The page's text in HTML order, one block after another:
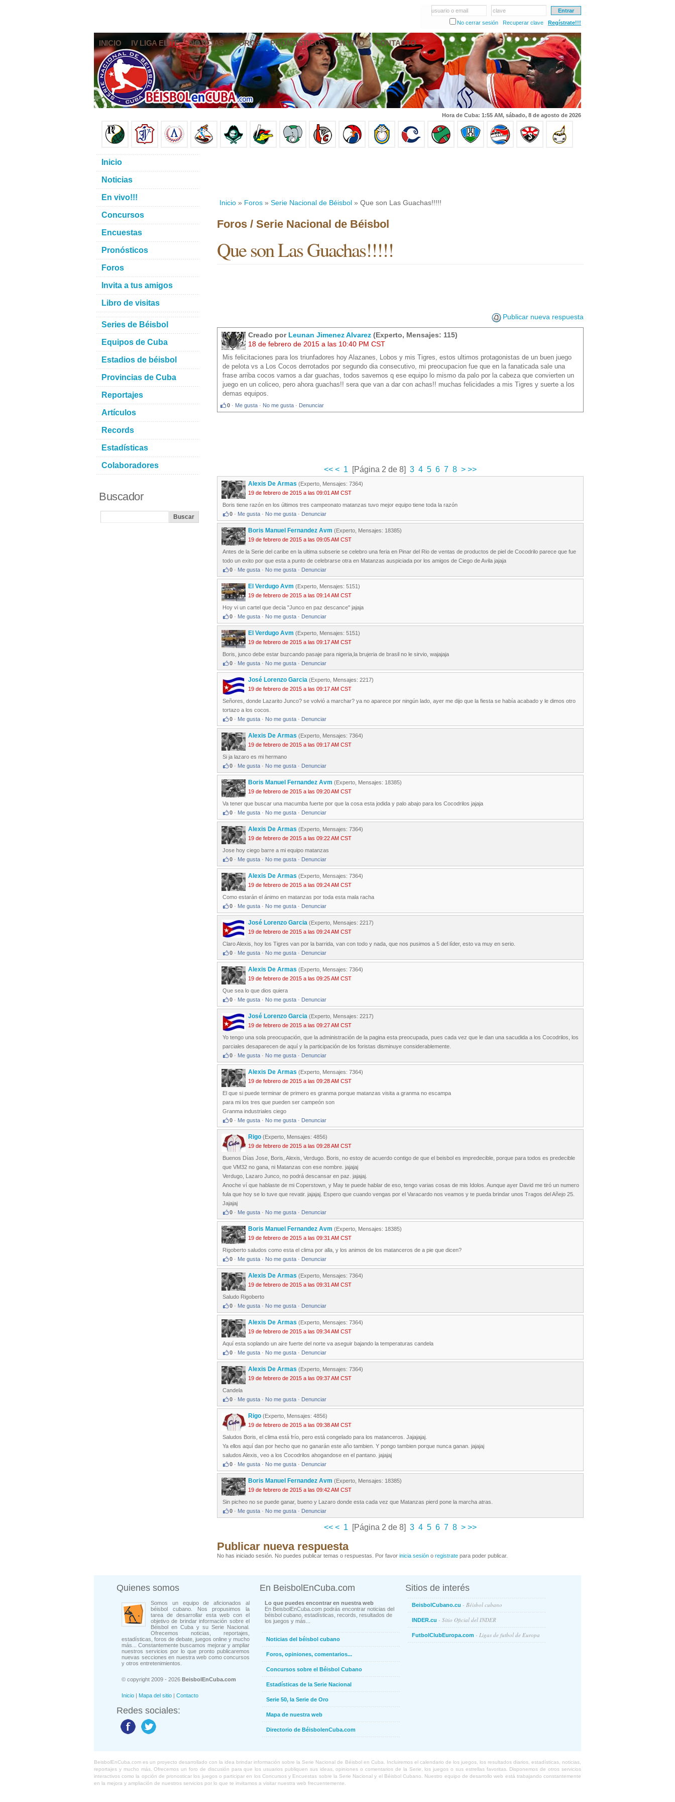
usuario o email
clave
No cerrar sesión
Recuperar clave Regístrate!!!
INICIO IV LIGA ELITE NOTICIAS FOROS PRONÓSTICOS EN VIVO CONTACTO
Hora de Cuba: 1:55 AM, sábado, 8 de agosto de 2026
Inicio » Foros » Serie Nacional de Béisbol » Que son Las Guachas!!!!!
Foros / Serie Nacional de Béisbol
Que son Las Guachas!!!!!
Publicar nueva respuesta
Creado por Leunan Jimenez Alvarez (Experto, Mensajes: 115)
18 de febrero de 2015 a las 10:40 PM CST
Mis felicitaciones para los triunfadores hoy Alazanes, Lobos y mis Tigres, estos ultimos protagonistas de un buen juego
de pelota vs a Los Cocos derrotados por segundo dia consecutivo, mi preocupacion fue que en la fanaticada sale una
frase arriba cocos vamos a dar guachas, todos savemos q ese equipo lo mismo da palo por la cabeza que convierten un
juego en un coliceo, pero ahora guachas!! sera que van a dar con achas!! muchas felicidades a mis Tigres y suerte a los
demas equipos.
0 · Me gusta · No me gusta · Denunciar
<< < 1 [Página 2 de 8] 3 4 5 6 7 8 > >>
Alexis De Armas (Experto, Mensajes: 7364)
19 de febrero de 2015 a las 09:01 AM CST
Boris tiene razón en los últimos tres campeonato matanzas tuvo mejor equipo tiene toda la razón
0 · Me gusta · No me gusta · Denunciar
Boris Manuel Fernandez Avm (Experto, Mensajes: 18385)
19 de febrero de 2015 a las 09:05 AM CST
Antes de la Serie del caribe en la ultima subserie se celebro una feria en Pinar del Rio de ventas de productos de piel de Cocodrilo parece que fue
todo un exito por que esta a punto de celebrarse otra en Matanzas auspiciada por los amigos de Ciego de Avila jajaja
0 · Me gusta · No me gusta · Denunciar
El Verdugo Avm (Experto, Mensajes: 5151)
19 de febrero de 2015 a las 09:14 AM CST
Hoy vi un cartel que decia "Junco en paz descance" jajaja
0 · Me gusta · No me gusta · Denunciar
El Verdugo Avm (Experto, Mensajes: 5151)
19 de febrero de 2015 a las 09:17 AM CST
Boris, junco debe estar buzcando pasaje para nigeria,la brujeria de brasil no le sirvio, wajajaja
0 · Me gusta · No me gusta · Denunciar
José Lorenzo Garcia (Experto, Mensajes: 2217)
19 de febrero de 2015 a las 09:17 AM CST
Señores, donde Lazarito Junco? se volvió a marchar? ya no aparece por ningún lado, ayer me dijo que la fiesta se había acabado y le dimos otro
tortazo a los cocos.
0 · Me gusta · No me gusta · Denunciar
Alexis De Armas (Experto, Mensajes: 7364)
19 de febrero de 2015 a las 09:17 AM CST
Si ja lazaro es mi hermano
0 · Me gusta · No me gusta · Denunciar
Boris Manuel Fernandez Avm (Experto, Mensajes: 18385)
19 de febrero de 2015 a las 09:20 AM CST
Va tener que buscar una macumba fuerte por que la cosa esta jodida y palo abajo para los Cocodrilos jajaja
0 · Me gusta · No me gusta · Denunciar
Alexis De Armas (Experto, Mensajes: 7364)
19 de febrero de 2015 a las 09:22 AM CST
Jose hoy ciego barre a mi equipo matanzas
0 · Me gusta · No me gusta · Denunciar
Alexis De Armas (Experto, Mensajes: 7364)
19 de febrero de 2015 a las 09:24 AM CST
Como estarán el ánimo en matanzas por toda esta mala racha
0 · Me gusta · No me gusta · Denunciar
José Lorenzo Garcia (Experto, Mensajes: 2217)
19 de febrero de 2015 a las 09:24 AM CST
Claro Alexis, hoy los Tigres van por la barrida, van con todo y nada, que nos pusimos a 5 del líder, esto va muy en serio.
0 · Me gusta · No me gusta · Denunciar
Alexis De Armas (Experto, Mensajes: 7364)
19 de febrero de 2015 a las 09:25 AM CST
Que sea lo que dios quiera
0 · Me gusta · No me gusta · Denunciar
José Lorenzo Garcia (Experto, Mensajes: 2217)
19 de febrero de 2015 a las 09:27 AM CST
Yo tengo una sola preocupación, que la administración de la pagina esta preocupada, pues cada vez que le dan una sacudida a los Cocodrilos, los
parciales desaparecen de aquí y la participación de los foristas disminuye considerablemente.
0 · Me gusta · No me gusta · Denunciar
Alexis De Armas (Experto, Mensajes: 7364)
19 de febrero de 2015 a las 09:28 AM CST
El que si puede terminar de primero es granma porque matanzas visita a granma no escampa
para mi los tres que pueden ser campeón son
Granma industriales ciego
0 · Me gusta · No me gusta · Denunciar
Rigo (Experto, Mensajes: 4856)
19 de febrero de 2015 a las 09:28 AM CST
Buenos Días Jose, Boris, Alexis, Verdugo. Boris, no estoy de acuerdo contigo de que el beisbol es impredecible, porque para todos es predecible
que VM32 no gana, ni Matanzas con ese nombre. jajajaj
Verdugo, Lazaro Junco, no podrá descansar en paz. jajajaj.
Anoche ví que hablaste de mi Coperstown, y May te puede hablar de eso, tengo varias cosas de mis Idolos. Aunque ayer David me tiró un numero
fula que hoy se lo tuve que revatir. jajajaj. Espero que cuando vengas por el Varacardo nos veamos y te pueda brindar unos Tragos del Añejo 25.
Jajajaj
0 · Me gusta · No me gusta · Denunciar
Boris Manuel Fernandez Avm (Experto, Mensajes: 18385)
19 de febrero de 2015 a las 09:31 AM CST
Rigoberto saludos como esta el clima por alla, y los animos de los matanceros de a pie que dicen?
0 · Me gusta · No me gusta · Denunciar
Alexis De Armas (Experto, Mensajes: 7364)
19 de febrero de 2015 a las 09:31 AM CST
Saludo Rigoberto
0 · Me gusta · No me gusta · Denunciar
Alexis De Armas (Experto, Mensajes: 7364)
19 de febrero de 2015 a las 09:34 AM CST
Aquí esta soplando un aire fuerte del norte va aseguir bajando la temperaturas candela
0 · Me gusta · No me gusta · Denunciar
Alexis De Armas (Experto, Mensajes: 7364)
19 de febrero de 2015 a las 09:37 AM CST
Candela
0 · Me gusta · No me gusta · Denunciar
Rigo (Experto, Mensajes: 4856)
19 de febrero de 2015 a las 09:38 AM CST
Saludos Boris, el clima está frío, pero está congelado para los matanceros. Jajajajaj.
Ya ellos aquí dan por hecho que no ganarán este año tambien. Y pongo tambien porque nunca ganan. jajajaj
saludos Alexis, veo a los Cocodrilos ahogandose en el pantano. jajajaj
0 · Me gusta · No me gusta · Denunciar
Boris Manuel Fernandez Avm (Experto, Mensajes: 18385)
19 de febrero de 2015 a las 09:42 AM CST
Sin picheo no se puede ganar, bueno y Lazaro donde esta cada vez que Matanzas pierd pone la marcha atras.
0 · Me gusta · No me gusta · Denunciar
<< < 1 [Página 2 de 8] 3 4 5 6 7 8 > >>
Publicar nueva respuesta
No has iniciado sesión. No puedes publicar temas o respuestas. Por favor inicia sesión o registrate para poder publicar.
Inicio
Noticias
En vivo!!!
Concursos
Encuestas
Pronósticos
Foros
Invita a tus amigos
Libro de visitas
Series de Béisbol
Equipos de Cuba
Estadios de béisbol
Provincias de Cuba
Reportajes
Artículos
Records
Estadísticas
Colaboradores
Buscador
Quienes somos
Somos un equipo de aficionados al
béisbol cubano. Nos propusimos la
tarea de desarrollar esta web con el
objetivo de brindar información sobre el
Béisbol en Cuba y su Serie Nacional.
Ofrecemos noticias, reportajes,
estadísticas, foros de debate, juegos online y mucho
más... Constantemente buscamos mejorar y ampliar
nuestros servicios por lo que pronto publicaremos
nuevas secciones en nuestra web como concursos
y otros entretenimientos.
© copyright 2009 - 2026 BeisbolEnCuba.com
Inicio | Mapa del sitio | Contacto
Redes sociales:
En BeisbolEnCuba.com
Lo que puedes encontrar en nuestra web
En BeisbolEnCuba.com podrás encontrar noticias del
béisbol cubano, estadísticas, records, resultados de
los juegos y más...
Noticias del béisbol cubano
Foros, opiniones, comentarios...
Concursos sobre el Béisbol Cubano
Estadísticas de la Serie Nacional
Serie 50, la Serie de Oro
Mapa de nuestra web
Directorio de BéisbolenCuba.com
Sitios de interés
BeisbolCubano.cu - Béisbol cubano
INDER.cu - Sitio Oficial del INDER
FutbolClubEuropa.com - Ligas de futbol de Europa
BeisbolEnCuba.com es un proyecto desarrollado con la idea brindar información sobre la Serie Nacional de Béisbol en Cuba. Incluiremos el calendario de los juegos, los resultados diarios, estadísticas, noticias,
reportajes y mucho más. Ofrecemos un foro de discusión para que los usuarios publiquen sus ideas, opiniones o comentarios de la Serie, los juegos o sus estrellas favoritas. Disponemos de otros servicios
interactivos como la opción de pronosticar los juegos o participar en los Concursos y Encuestas sobre la Serie Nacional y el Béisbol Cubano. Nuestro equipo de desarrollo web está trabajando constantemente
en la mejora y ampliación de nuestros servicios por lo que te invitamos a visitar nuestra web frecuentemente.